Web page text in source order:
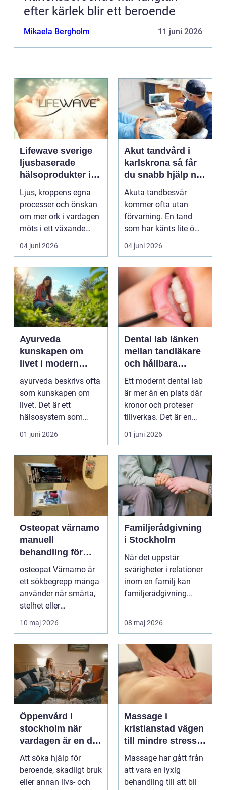
efter kärlek blir ett beroende
Mikaela Bergholm 11 juni 2026
Lifewave sverige
ljusbaserade
hälsoprodukter i
fokus
Ljus, kroppens egna
processer och önskan
om mer ork i vardagen
möts i ett växande
intresse för fotot...
04 juni 2026
Akut tandvård i
karlskrona så får
du snabb hjälp när
tanden krisar
Akuta tandbesvär
kommer ofta utan
förvarning. En tand
som har känts lite öm
kan plötsligt göra så
on...
04 juni 2026
Ayurveda
kunskapen om
livet i modern
vardag
ayurveda beskrivs ofta
som kunskapen om
livet. Det är ett
hälsosystem som
betonar balans, helhet
och...
01 juni 2026
Dental lab länken
mellan tandläkare
och hållbara
leenden
Ett modernt dental lab
är mer än en plats där
kronor och proteser
tillverkas. Det är en
teknisk och ...
01 juni 2026
Osteopat värnamo
manuell
behandling för
minskad smärta
och Ökad rörlighet
osteopat Värnamo är
ett sökbegrepp många
använder när smärta,
stelhet eller
återkommande värk
börjar...
10 maj 2026
Familjerådgivning
i Stockholm
När det uppstår
svårigheter i relationer
inom en familj kan
familjerådgivning...
08 maj 2026
Öppenvård I
stockholm när
vardagen är en del
av behandlingen
Att söka hjälp för
beroende, skadligt bruk
eller annan livs- och
Massage i
kristianstad vägen
till mindre stress
och mer energi i
vardagen
Massage har gått från
att vara en lyxig
behandling till att bli